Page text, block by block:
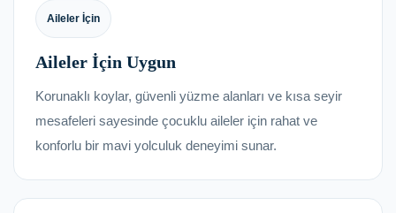
Aileler İçin
Aileler İçin Uygun
Korunaklı koylar, güvenli yüzme alanları ve kısa seyir
mesafeleri sayesinde çocuklu aileler için rahat ve
konforlu bir mavi yolculuk deneyimi sunar.